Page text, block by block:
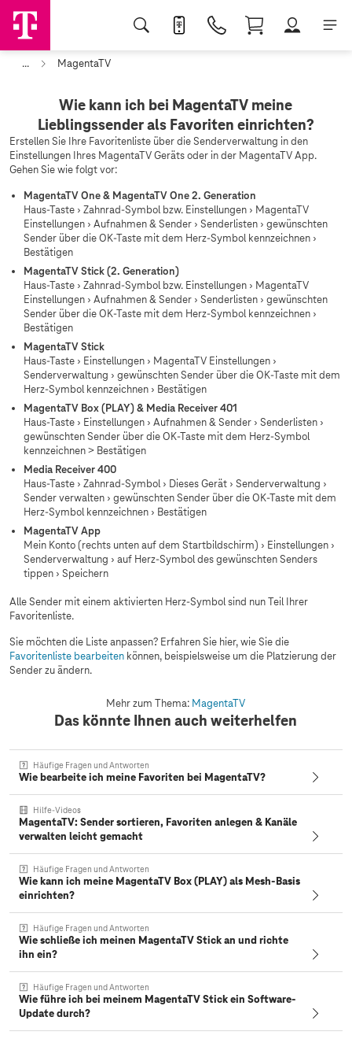
... MagentaTV
Wie kann ich bei MagentaTV meine
Lieblingssender als Favoriten einrichten?
Erstellen Sie Ihre Favoritenliste über die Senderverwaltung in den
Einstellungen Ihres MagentaTV Geräts oder in der MagentaTV App.
Gehen Sie wie folgt vor:
MagentaTV One & MagentaTV One 2. Generation
Haus-Taste › Zahnrad-Symbol bzw. Einstellungen › MagentaTV
Einstellungen › Aufnahmen & Sender › Senderlisten › gewünschten
Sender über die OK-Taste mit dem Herz-Symbol kennzeichnen ›
Bestätigen
MagentaTV Stick (2. Generation)
Haus-Taste › Zahnrad-Symbol bzw. Einstellungen › MagentaTV
Einstellungen › Aufnahmen & Sender › Senderlisten › gewünschten
Sender über die OK-Taste mit dem Herz-Symbol kennzeichnen ›
Bestätigen
MagentaTV Stick
Haus-Taste › Einstellungen › MagentaTV Einstellungen ›
Senderverwaltung › gewünschten Sender über die OK-Taste mit dem
Herz-Symbol kennzeichnen › Bestätigen
MagentaTV Box (PLAY) & Media Receiver 401
Haus-Taste › Einstellungen › Aufnahmen & Sender › Senderlisten ›
gewünschten Sender über die OK-Taste mit dem Herz-Symbol
kennzeichnen > Bestätigen
Media Receiver 400
Haus-Taste › Zahnrad-Symbol › Dieses Gerät › Senderverwaltung ›
Sender verwalten › gewünschten Sender über die OK-Taste mit dem
Herz-Symbol kennzeichnen › Bestätigen
MagentaTV App
Mein Konto (rechts unten auf dem Startbildschirm) › Einstellungen ›
Senderverwaltung › auf Herz-Symbol des gewünschten Senders
tippen › Speichern
Alle Sender mit einem aktivierten Herz-Symbol sind nun Teil Ihrer
Favoritenliste.
Sie möchten die Liste anpassen? Erfahren Sie hier, wie Sie die
Favoritenliste bearbeiten können, beispielsweise um die Platzierung der
Sender zu ändern.
Mehr zum Thema: MagentaTV
Das könnte Ihnen auch weiterhelfen
Häufige Fragen und Antworten
Wie bearbeite ich meine Favoriten bei MagentaTV?
Hilfe-Videos
MagentaTV: Sender sortieren, Favoriten anlegen & Kanäle
verwalten leicht gemacht
Häufige Fragen und Antworten
Wie kann ich meine MagentaTV Box (PLAY) als Mesh-Basis
einrichten?
Häufige Fragen und Antworten
Wie schließe ich meinen MagentaTV Stick an und richte
ihn ein?
Häufige Fragen und Antworten
Wie führe ich bei meinem MagentaTV Stick ein Software-
Update durch?